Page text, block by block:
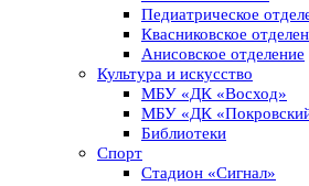
Педиатрическое
Квасниковское
Анисовское отделение
Культура и искусство
МБУ «ДК «Восход»
МБУ «ДК
Библиотеки
Спорт
Стадион «Сигнал»